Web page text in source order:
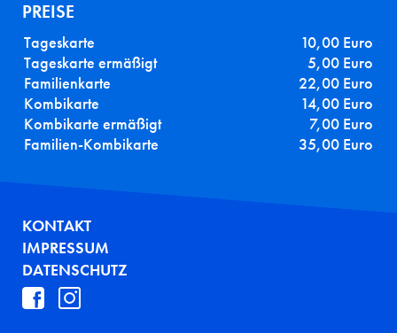
PREISE
Tageskarte
10,00 Euro
Tageskarte ermäßigt
5,00 Euro
Familienkarte
22,00 Euro
Kombikarte
14,00 Euro
Kombikarte ermäßigt
7,00 Euro
Familien-Kombikarte
35,00 Euro
FUSSZEILE
KONTAKT
IMPRESSUM
DATENSCHUTZ